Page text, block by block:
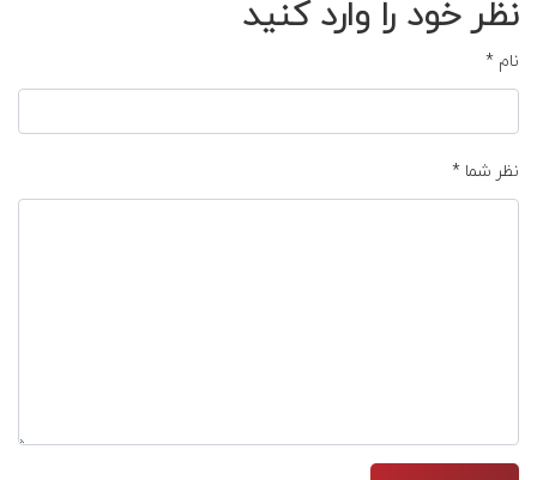
نظر خود را وارد کنید
نام *
نظر شما *